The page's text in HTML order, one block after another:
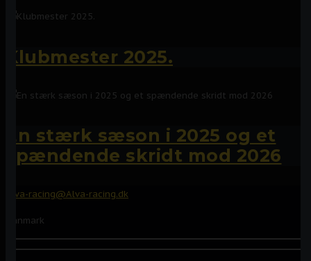
Klubmester 2025.
En stærk sæson i 2025 og et
spændende skridt mod 2026
Alva-racing@Alva-racing.dk
Danmark